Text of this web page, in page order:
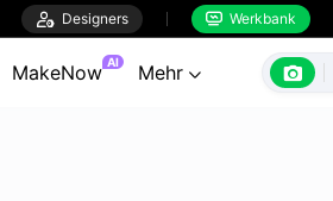
 Designers  Werkbank
MakeNow AI Mehr  